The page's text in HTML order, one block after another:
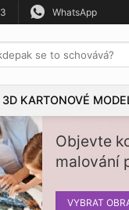
WhatsApp
3D KARTONOVÉ
Objevte
malování
VYBRAT